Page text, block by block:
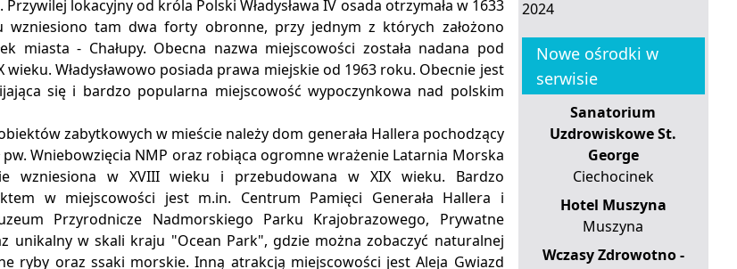
lokacyjny od króla Polski Władysława IV osada otrzymała w 1633
wzniesiono tam dwa forty obronne, przy jednym z których założono
miasta - Chałupy. Obecna nazwa miejscowości została nadana pod
wieku. Władysławowo posiada prawa miejskie od 1963 roku. Obecnie jest
się i bardzo popularna miejscowość wypoczynkowa nad polskim
zabytkowych w mieście należy dom generała Hallera pochodzący
pw. Wniebowzięcia NMP oraz robiąca ogromne wrażenie Latarnia Morska
wzniesiona w XVIII wieku i przebudowana w XIX wieku. Bardzo
w miejscowości jest m.in. Centrum Pamięci Generała Hallera i
Przyrodnicze Nadmorskiego Parku Krajobrazowego, Prywatne
unikalny w skali kraju "Ocean Park", gdzie można zobaczyć naturalnej
ryby oraz ssaki morskie. Inną atrakcją miejscowości jest Aleja Gwiazd
Nowe ośrodki w
serwisie
Sanatorium
Uzdrowiskowe St.
George
Ciechocinek
Hotel Muszyna
Muszyna
Wczasy Zdrowotno -